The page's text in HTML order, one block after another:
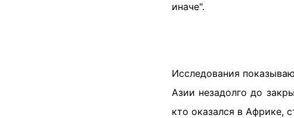
иначе".
Исследования
Азии незадолго до
кто оказался в Африке,